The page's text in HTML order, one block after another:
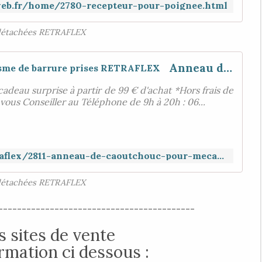
home/2780-recepteur-pour-poignee.html
RETRAFLEX
Anneau de caoutchouc pour mécanisme de barrure prises RETRAFLEX
surprise à partir de 99 € d'achat *Hors frais de
Conseiller au Téléphone de 9h à 20h : 06...
https://www.aspiration-web.fr/retraflex/2811-anneau-de-caoutchouc-pour-mecanisme-de-barrure-prises-retraflex.html
RETRAFLEX
sites de vente
ci dessous :